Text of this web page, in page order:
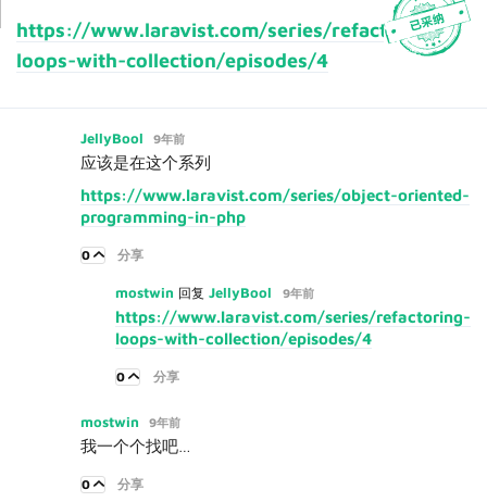
https://www.laravist.com/series/refactoring-
loops-with-collection/episodes/4
JellyBool 9年前
应该是在这个系列
https://www.laravist.com/series/object-oriented-
programming-in-php
0 分享
mostwin 回复 JellyBool 9年前
https://www.laravist.com/series/refactoring-
loops-with-collection/episodes/4
0 分享
mostwin 9年前
我一个个找吧…
0 分享